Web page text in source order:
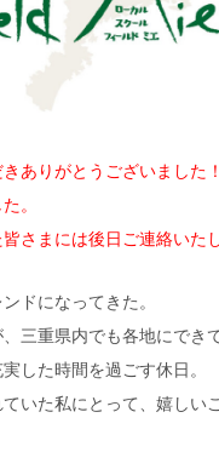
ありがとうございました！
。
さまには後日ご連絡いた
ドになってきた。
三重県内でも各地にでき
した時間を過ごす休日。
いた私にとって、嬉しい